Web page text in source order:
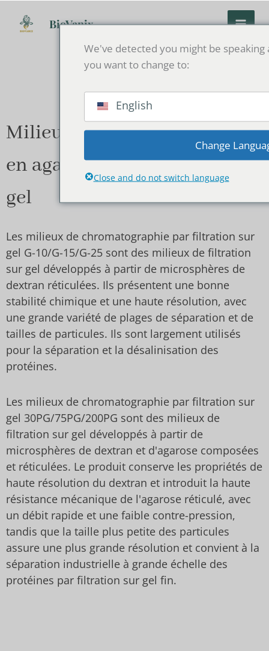
BioVanix
Milieu de chromatographie
en agarose pour filtration sur
gel
Les milieux de chromatographie par filtration sur
gel G-10/G-15/G-25 sont des milieux de filtration
sur gel développés à partir de microsphères de
dextran réticulées. Ils présentent une bonne
stabilité chimique et une haute résolution, avec
une grande variété de plages de séparation et de
tailles de particules. Ils sont largement utilisés
pour la séparation et la désalinisation des
protéines.
Les milieux de chromatographie par filtration sur
gel 30PG/75PG/200PG sont des milieux de
filtration sur gel développés à partir de
microsphères de dextran et d'agarose composées
et réticulées. Le produit conserve les propriétés de
haute résolution du dextran et introduit la haute
résistance mécanique de l'agarose réticulé, avec
un débit rapide et une faible contre-pression,
tandis que la taille plus petite des particules
assure une plus grande résolution et convient à la
séparation industrielle à grande échelle des
protéines par filtration sur gel fin.
We've detected you might be speaking
you want to change to:
English
Change
Close and do not switch language